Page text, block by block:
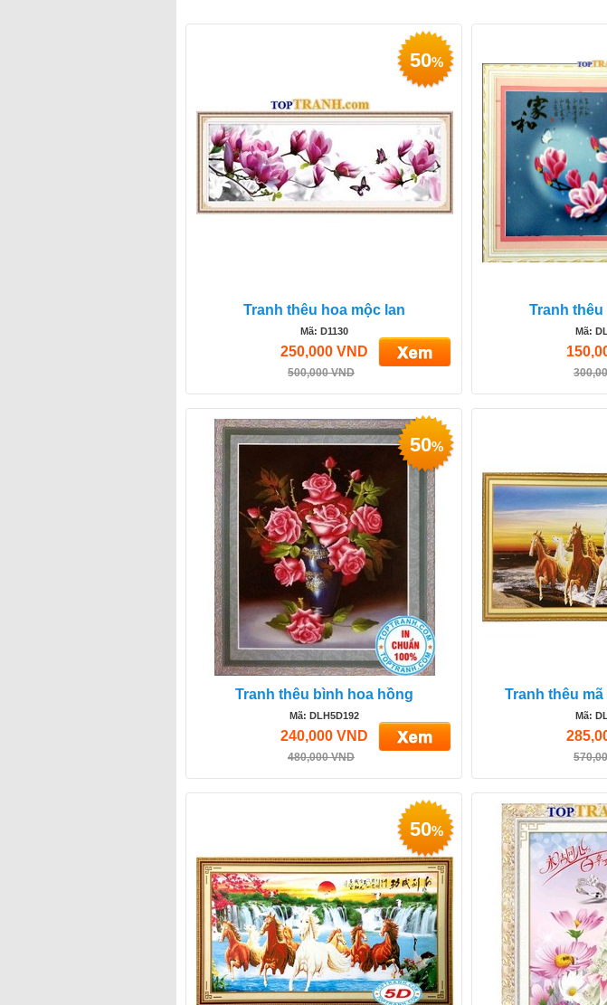
Tranh thêu hoa mộc lan
Mã: D1130
250,000 VND
500,000 VND
50%
Tranh thêu
Mã:
Tranh thêu bình hoa hồng
Mã: DLH5D192
240,000 VND
480,000 VND
50%
Tranh thêu
Mã:
50%